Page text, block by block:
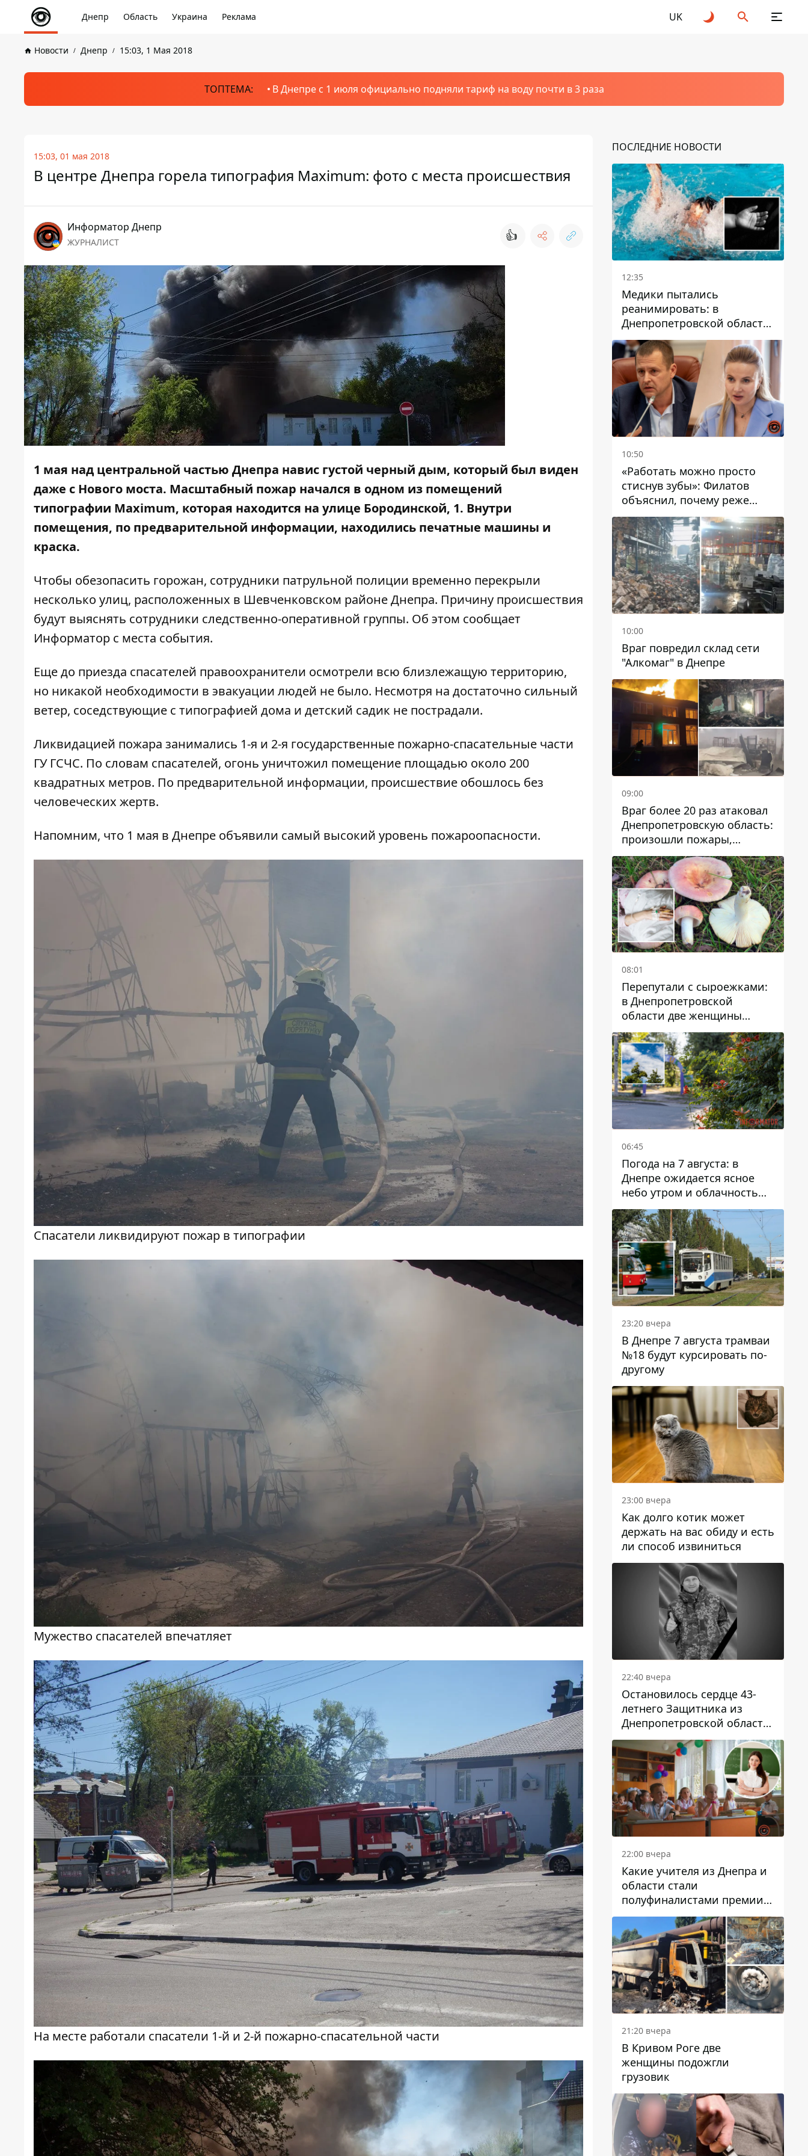
Днепр Область Украина Реклама UK
Новости Днепр 15:03, 1 Мая 2018
ТОПТЕМА: В Днепре с 1 июля официально подняли тариф на воду почти в 3 раза
15:03, 01 мая 2018
В центре Днепра горела типография Maximum: фото с места происшествия
Информатор Днепр
ЖУРНАЛИСТ 👍
1 мая над центральной частью Днепра навис густой черный дым, который был виден
даже с Нового моста. Масштабный пожар начался в одном из помещений
типографии Maximum, которая находится на улице Бородинской, 1. Внутри
помещения, по предварительной информации, находились печатные машины и
краска.
Чтобы обезопасить горожан, сотрудники патрульной полиции временно перекрыли
несколько улиц, расположенных в Шевченковском районе Днепра. Причину происшествия
будут выяснять сотрудники следственно-оперативной группы. Об этом сообщает
Информатор с места события.
Еще до приезда спасателей правоохранители осмотрели всю близлежащую территорию,
но никакой необходимости в эвакуации людей не было. Несмотря на достаточно сильный
ветер, соседствующие с типографией дома и детский садик не пострадали.
Ликвидацией пожара занимались 1-я и 2-я государственные пожарно-спасательные части
ГУ ГСЧС. По словам спасателей, огонь уничтожил помещение площадью около 200
квадратных метров. По предварительной информации, происшествие обошлось без
человеческих жертв.
Напомним, что 1 мая в Днепре объявили самый высокий уровень пожароопасности.
Спасатели ликвидируют пожар в типографии
Мужество спасателей впечатляет
На месте работали спасатели 1-й и 2-й пожарно-спасательной части
ПОСЛЕДНИЕ НОВОСТИ
12:35
Медики пытались
реанимировать: в
Днепропетровской области
двухлетний мальчик утонул
в бассейне
10:50
«Работать можно просто
стиснув зубы»: Филатов
объяснил, почему реже
пишет в соцсетях и
раскритиковал медийность
чиновников
10:00
Враг повредил склад сети
"Алкомаг" в Днепре
09:00
Враг более 20 раз атаковал
Днепропетровскую область:
произошли пожары,
повреждены дома,
инфраструктура и авто
08:01
Перепутали с сыроежками:
в Днепропетровской
области две женщины
отравились грибами
06:45
Погода на 7 августа: в
Днепре ожидается ясное
небо утром и облачность
после обеда
23:20 вчера
В Днепре 7 августа трамваи
№18 будут курсировать по-
другому
23:00 вчера
Как долго котик может
держать на вас обиду и есть
ли способ извиниться
22:40 вчера
Остановилось сердце 43-
летнего Защитника из
Днепропетровской области
Евгения Зинченко
22:00 вчера
Какие учителя из Днепра и
области стали
полуфиналистами премии
Global Teacher Prize Ukraine
2026
21:20 вчера
В Кривом Роге две
женщины подожгли
грузовик